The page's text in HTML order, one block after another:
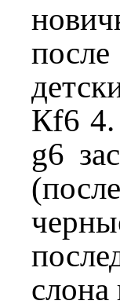
Кf6
g6
слона